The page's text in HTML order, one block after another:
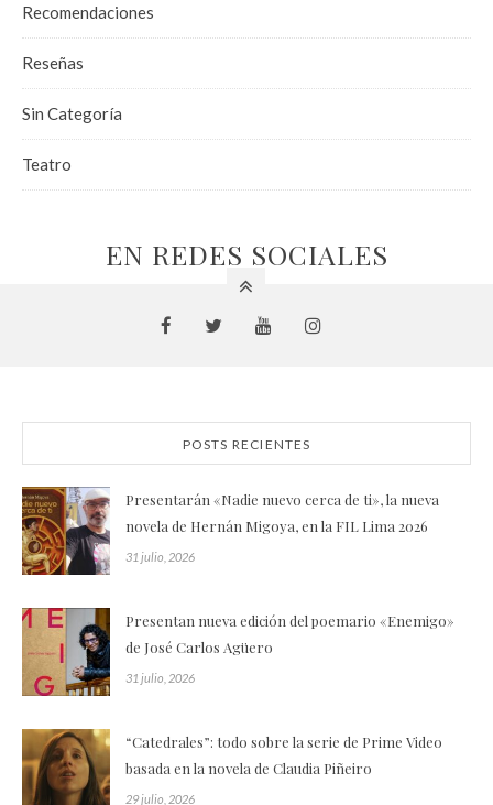
Recomendaciones
Reseñas
Sin Categoría
Teatro
EN REDES SOCIALES
POSTS RECIENTES
Presentarán «Nadie nuevo cerca de ti», la nueva
novela de Hernán Migoya, en la FIL Lima 2026
31 julio, 2026
Presentan nueva edición del poemario «Enemigo»
de José Carlos Agüero
31 julio, 2026
“Catedrales”: todo sobre la serie de Prime Video
basada en la novela de Claudia Piñeiro
29 julio, 2026